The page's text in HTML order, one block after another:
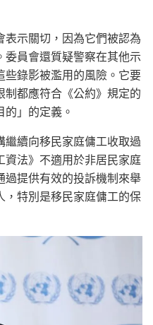
示關切，因為它們被認為
委員會還質疑警察在其他示
些錄影被濫用的風險。它要
制都應符合《公約》規定的
」的定義。
續向移民家庭傭工收取過
資法》不適用於非居民家庭
過提供有效的投訴機制來舉
，特別是移民家庭傭工的保